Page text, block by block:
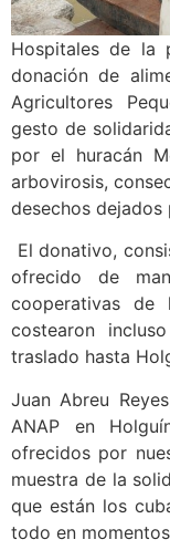
Hospitales de la
donación de
Agricultores
gesto de
por el huracán
arbovirosis,
desechos
El donativo,
ofrecido de
cooperativas de
costearon
traslado hasta
Juan Abreu
ANAP en
ofrecidos por
muestra de la
que están los
todo en